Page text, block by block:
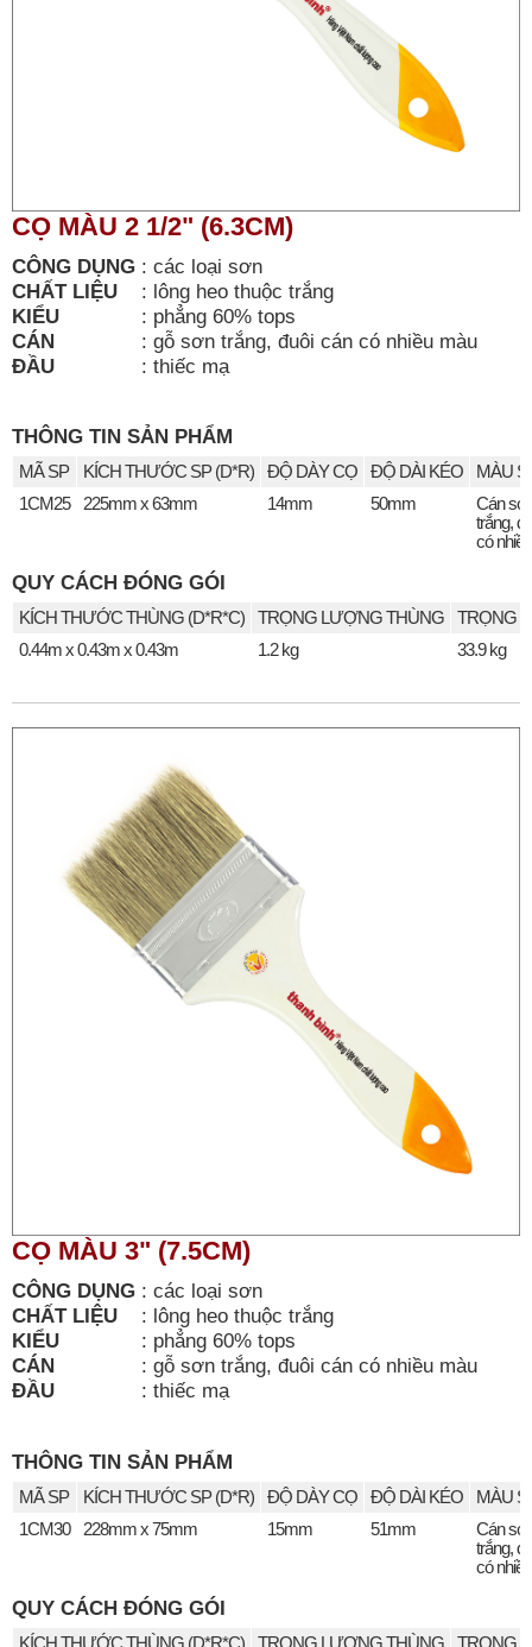
CỌ MÀU 2 1/2" (6.3CM)
CÔNG DỤNG : các loại sơn
CHẤT LIỆU
: lông heo thuộc trắng
KIỂU
: phẳng 60% tops
CÁN
: gỗ sơn trắng, đuôi cán có nhiều màu
ĐẦU
: thiếc mạ
THÔNG TIN SẢN PHẨM
MÃ SP KÍCH THƯỚC SP (D*R) ĐỘ DÀY CỌ ĐỘ DÀI KÉO
MÀU
1CM25
225mm x 63mm 14mm 50mm
Cán
trắng,
có
QUY CÁCH ĐÓNG GÓI
KÍCH THƯỚC THÙNG (D*R*C) TRỌNG LƯỢNG THÙNG
TRỌNG
0.44m x 0.43m x 0.43m
1.2 kg 33.9 kg
CỌ MÀU 3" (7.5CM)
CÔNG DỤNG : các loại sơn
CHẤT LIỆU
: lông heo thuộc trắng
KIỂU
: phẳng 60% tops
CÁN
: gỗ sơn trắng, đuôi cán có nhiều màu
ĐẦU
: thiếc mạ
THÔNG TIN SẢN PHẨM
MÃ SP KÍCH THƯỚC SP (D*R) ĐỘ DÀY CỌ ĐỘ DÀI KÉO
MÀU
1CM30
228mm x 75mm 15mm 51mm
Cán
trắng,
có
QUY CÁCH ĐÓNG GÓI
KÍCH THƯỚC THÙNG (D*R*C) TRỌNG LƯỢNG THÙNG TRỌNG